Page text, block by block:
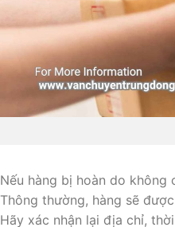
Nếu hàng bị hoàn do không
Thông thường, hàng sẽ
Hãy xác nhận lại địa chỉ,